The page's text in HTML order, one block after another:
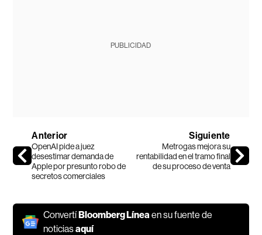
PUBLICIDAD
Anterior
OpenAI pide a juez
desestimar demanda de
Apple por presunto robo de
secretos comerciales
Siguiente
Metrogas mejora su
rentabilidad en el tramo final
de su proceso de venta
ConvertíBloomberg Línea en su fuente de
noticiasaquí